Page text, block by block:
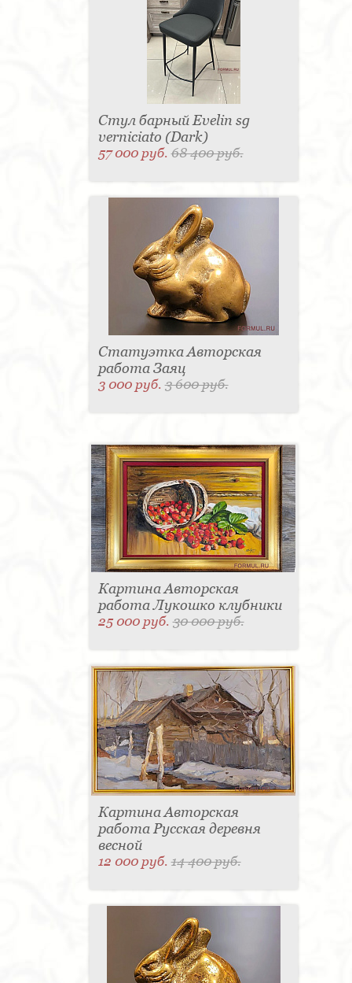
Стул барный Evelin sg
verniciato (Dark)
57 000 руб.68 400 руб.
Статуэтка Авторская
работа Заяц
3 000 руб.3 600 руб.
Картина Авторская
работа Лукошко клубники
25 000 руб.30 000 руб.
Картина Авторская
работа Русская деревня
весной
12 000 руб.14 400 руб.